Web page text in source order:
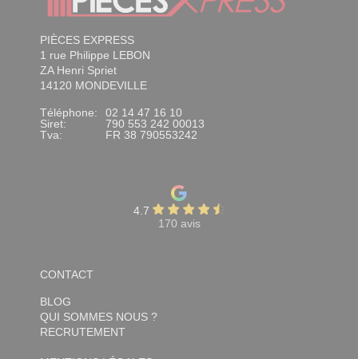
PIÈCES EXPRESS
1 rue Philippe LEBON
ZA Henri Spriet
14120 MONDEVILLE
Téléphone:
02 14 47 16 10
Siret:
790 553 242 00013
Tva:
FR 38 790553242
4.7
170 avis
CONTACT
BLOG
QUI SOMMES NOUS ?
RECRUTEMENT